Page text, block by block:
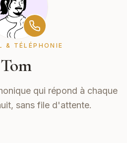
& TÉLÉPHONIE
Tom
qui répond à chaque
sans file d'attente.